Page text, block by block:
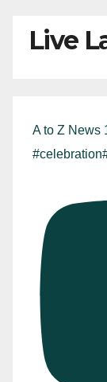
Live
A to Z News